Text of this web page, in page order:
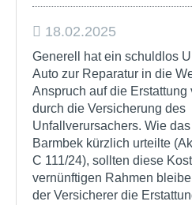
18.02.2025
Generell hat ein schuldlos
Auto zur Reparatur in die
Anspruch auf die
durch die Versicherung des
Unfallverursachers. Wie
Barmbek kürzlich urteilte
C 111/24), sollten diese
vernünftigen Rahmen
der Versicherer die